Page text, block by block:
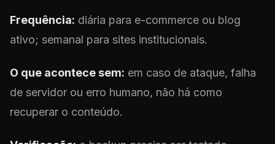
Frequência: diária para e-commerce ou blog
ativo; semanal para sites institucionais.
O que acontece sem: em caso de ataque, falha
de servidor ou erro humano, não há como
recuperar o conteúdo.